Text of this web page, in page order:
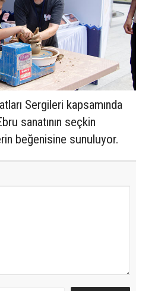
Sergileri kapsamında
sanatının seçkin
beğenisine sunuluyor.